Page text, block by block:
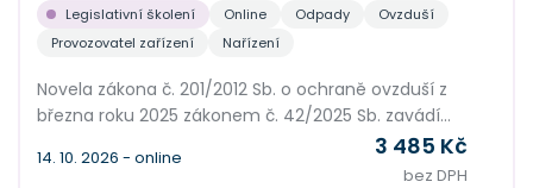
Legislativní školení Online Odpady
Ovzduší
Provozovatel zařízení
Nařízení
Novela zákona č. 201/2012 Sb. o ochraně ovzduší z
března roku 2025 zákonem č. 42/2025 Sb. zavádí
několik významných změn, které donutí velkou část
provozovatelů zdrojů přehodnotit stávající zařazení
14. 10. 2026 - online 3 485 Kč
bez DPH